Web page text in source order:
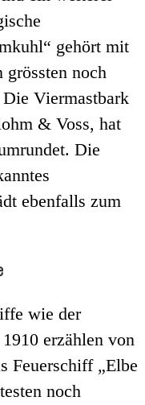
gehört mit
grössten noch
Viermastbark
& Voss, hat
Die
ebenfalls zum
wie der
erzählen von
Feuerschiff „Elbe
noch